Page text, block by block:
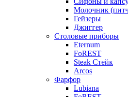
Молочник
Гейзеры
Джиггер
Столовые приборы
Eternum
FoREST
Steak Стейк
Arcos
Фарфор
Lubiana